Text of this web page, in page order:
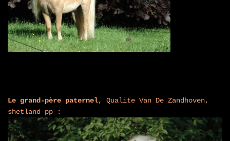
Le grand-père paternel, Qualite Van De Zandhoven,
shetland pp :